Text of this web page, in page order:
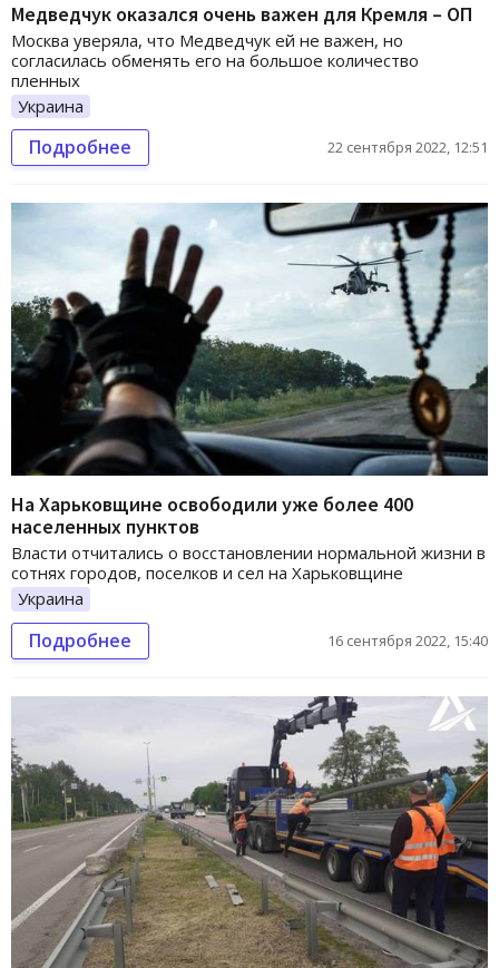
Медведчук оказался очень важен для Кремля – ОП
Москва уверяла, что Медведчук ей не важен, но
согласилась обменять его на большое количество
пленных
Украина
Подробнее 22 сентября 2022, 12:51
На Харьковщине освободили уже более 400
населенных пунктов
Власти отчитались о восстановлении нормальной жизни в
сотнях городов, поселков и сел на Харьковщине
Украина
Подробнее 16 сентября 2022, 15:40